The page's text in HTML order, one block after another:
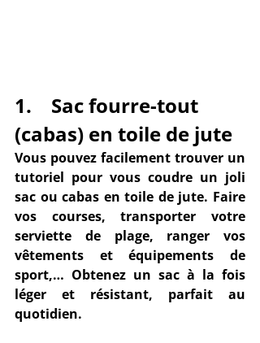
1.    Sac fourre-tout
(cabas) en toile de jute
tutoriel pour vous coudre un joli
sac ou cabas en toile de jute. Faire
vos courses, transporter votre
serviette de plage, ranger vos
vêtements et équipements de
léger et résistant, parfait au
quotidien.